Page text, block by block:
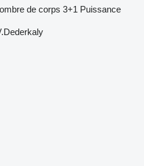
de corps 3+1 Puissance